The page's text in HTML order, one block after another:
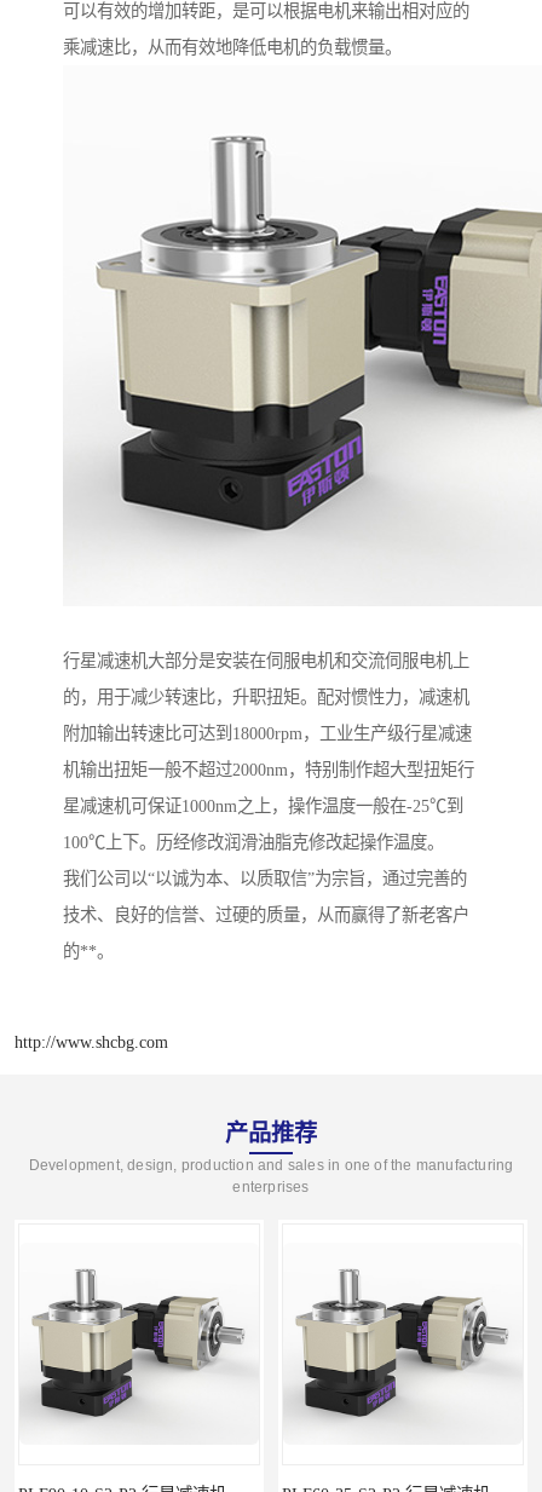
可以有效的增加转距，是可以根据电机来输出相对应的
乘减速比，从而有效地降低电机的负载惯量。
行星减速机大部分是安装在伺服电机和交流伺服电机上
的，用于减少转速比，升职扭矩。配对惯性力，减速机
附加输出转速比可达到18000rpm，工业生产级行星减速
机输出扭矩一般不超过2000nm，特别制作超大型扭矩行
星减速机可保证1000nm之上，操作温度一般在-25℃到
100℃上下。历经修改润滑油脂克修改起操作温度。
我们公司以“以诚为本、以质取信”为宗旨，通过完善的
技术、良好的信誉、过硬的质量，从而赢得了新老客户
的**。
http://www.shcbg.com
产品推荐
Development, design, production and sales in one of the manufacturing
enterprises